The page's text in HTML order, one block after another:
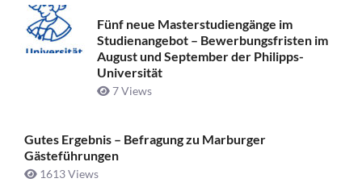
Fünf neue Masterstudiengänge im
Studienangebot – Bewerbungsfristen im
August und September der Philipps-
Universität
7 Views
Gutes Ergebnis – Befragung zu Marburger
Gästeführungen
1613 Views